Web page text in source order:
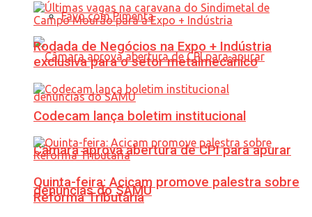
Favo com Pimenta
Câmara aprova abertura de CPI para apurar
denúncias do SAMU
Rodada de Negócios na Expo + Indústria
exclusiva para o setor metalmecânico
Codecam lança boletim institucional
Quinta-feira: Acicam promove palestra sobre
Reforma Tributária